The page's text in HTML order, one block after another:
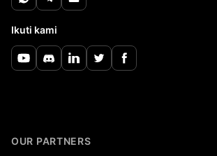
Ikuti kami
OUR PARTNERS